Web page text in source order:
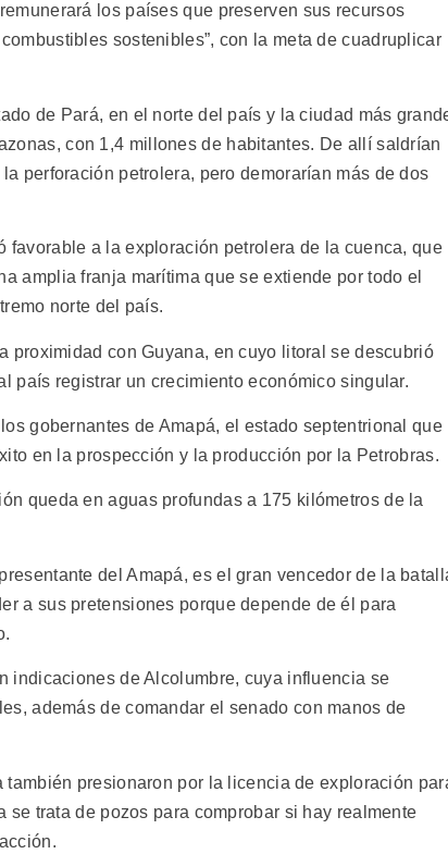
los países que preserven sus recursos
sostenibles”, con la meta de cuadruplicar
de Pará, en el norte del país y la ciudad más
con 1,4 millones de habitantes. De allí saldrían
perforación petrolera, pero demorarían más de dos
favorable a la exploración petrolera de la cuenca, que
amplia franja marítima que se extiende por todo el
norte del país.
proximidad con Guyana, en cuyo litoral se descubrió
país registrar un crecimiento económico singular.
gobernantes de Amapá, el estado septentrional que
en la prospección y la producción por la Petrobras.
queda en aguas profundas a 175 kilómetros de la
del Amapá, es el gran vencedor de la
a sus pretensiones porque depende de él para
indicaciones de Alcolumbre, cuya influencia se
además de comandar el senado con manos de
presionaron por la licencia de exploración
se trata de pozos para comprobar si hay realmente